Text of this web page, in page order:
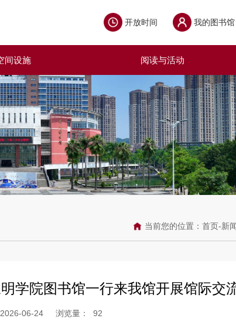
开放时间 我的图书馆
间设施 阅读与活动
当前您的位置： 首页-新
学院图书馆一行来我馆开展馆际交
06-24 浏览量： 92